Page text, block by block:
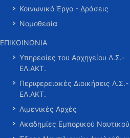
Κοινωνικό Έργο - Δράσεις
Νομοθεσία
ΕΠΙΚΟΙΝΩΝΙΑ
Υπηρεσίες του Αρχηγείου Λ.Σ.-
ΕΛ.ΑΚΤ.
Περιφερειακές Διοικήσεις Λ.Σ.-
ΕΛ.ΑΚΤ.
Λιμενικές Αρχές
Ακαδημίες Εμπορικού Ναυτικού